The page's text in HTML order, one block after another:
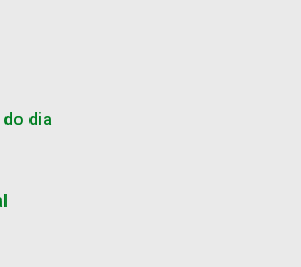
dia